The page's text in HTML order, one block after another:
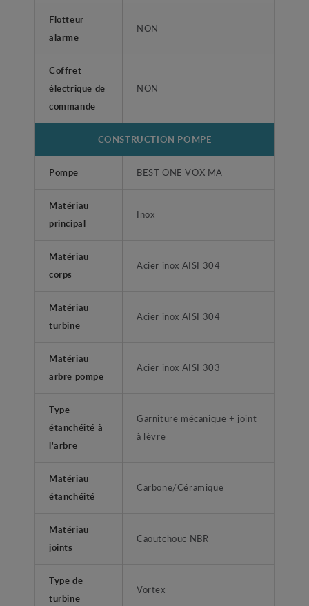
Flotteur
alarme
NON
Coffret
électrique de
commande
NON
CONSTRUCTION POMPE
Pompe BEST ONE VOX MA
Matériau
principal
Inox
Matériau
corps
Acier inox AISI 304
Matériau
turbine
Acier inox AISI 304
Matériau
arbre pompe
Acier inox AISI 303
Type
étanchéité à
l'arbre
Garniture mécanique + joint
à lèvre
Matériau
étanchéité
Carbone/Céramique
Matériau
joints
Caoutchouc NBR
Type de
turbine
Vortex